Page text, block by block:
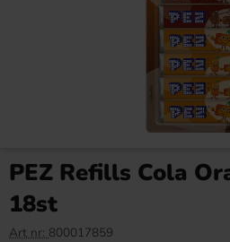
1.1kg
PEZ Refills Cola
18st
Art nr: 800017859